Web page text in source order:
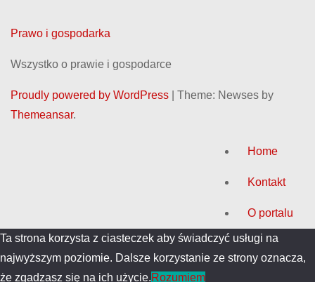
Prawo i gospodarka
Wszystko o prawie i gospodarce
Proudly powered by WordPress
Theme: Newses by
Themeansar.
Home
Kontakt
O portalu
Ta strona korzysta z ciasteczek aby świadczyć usługi na
najwyższym poziomie. Dalsze korzystanie ze strony oznacza,
że zgadzasz się na ich użycie.Rozumiem